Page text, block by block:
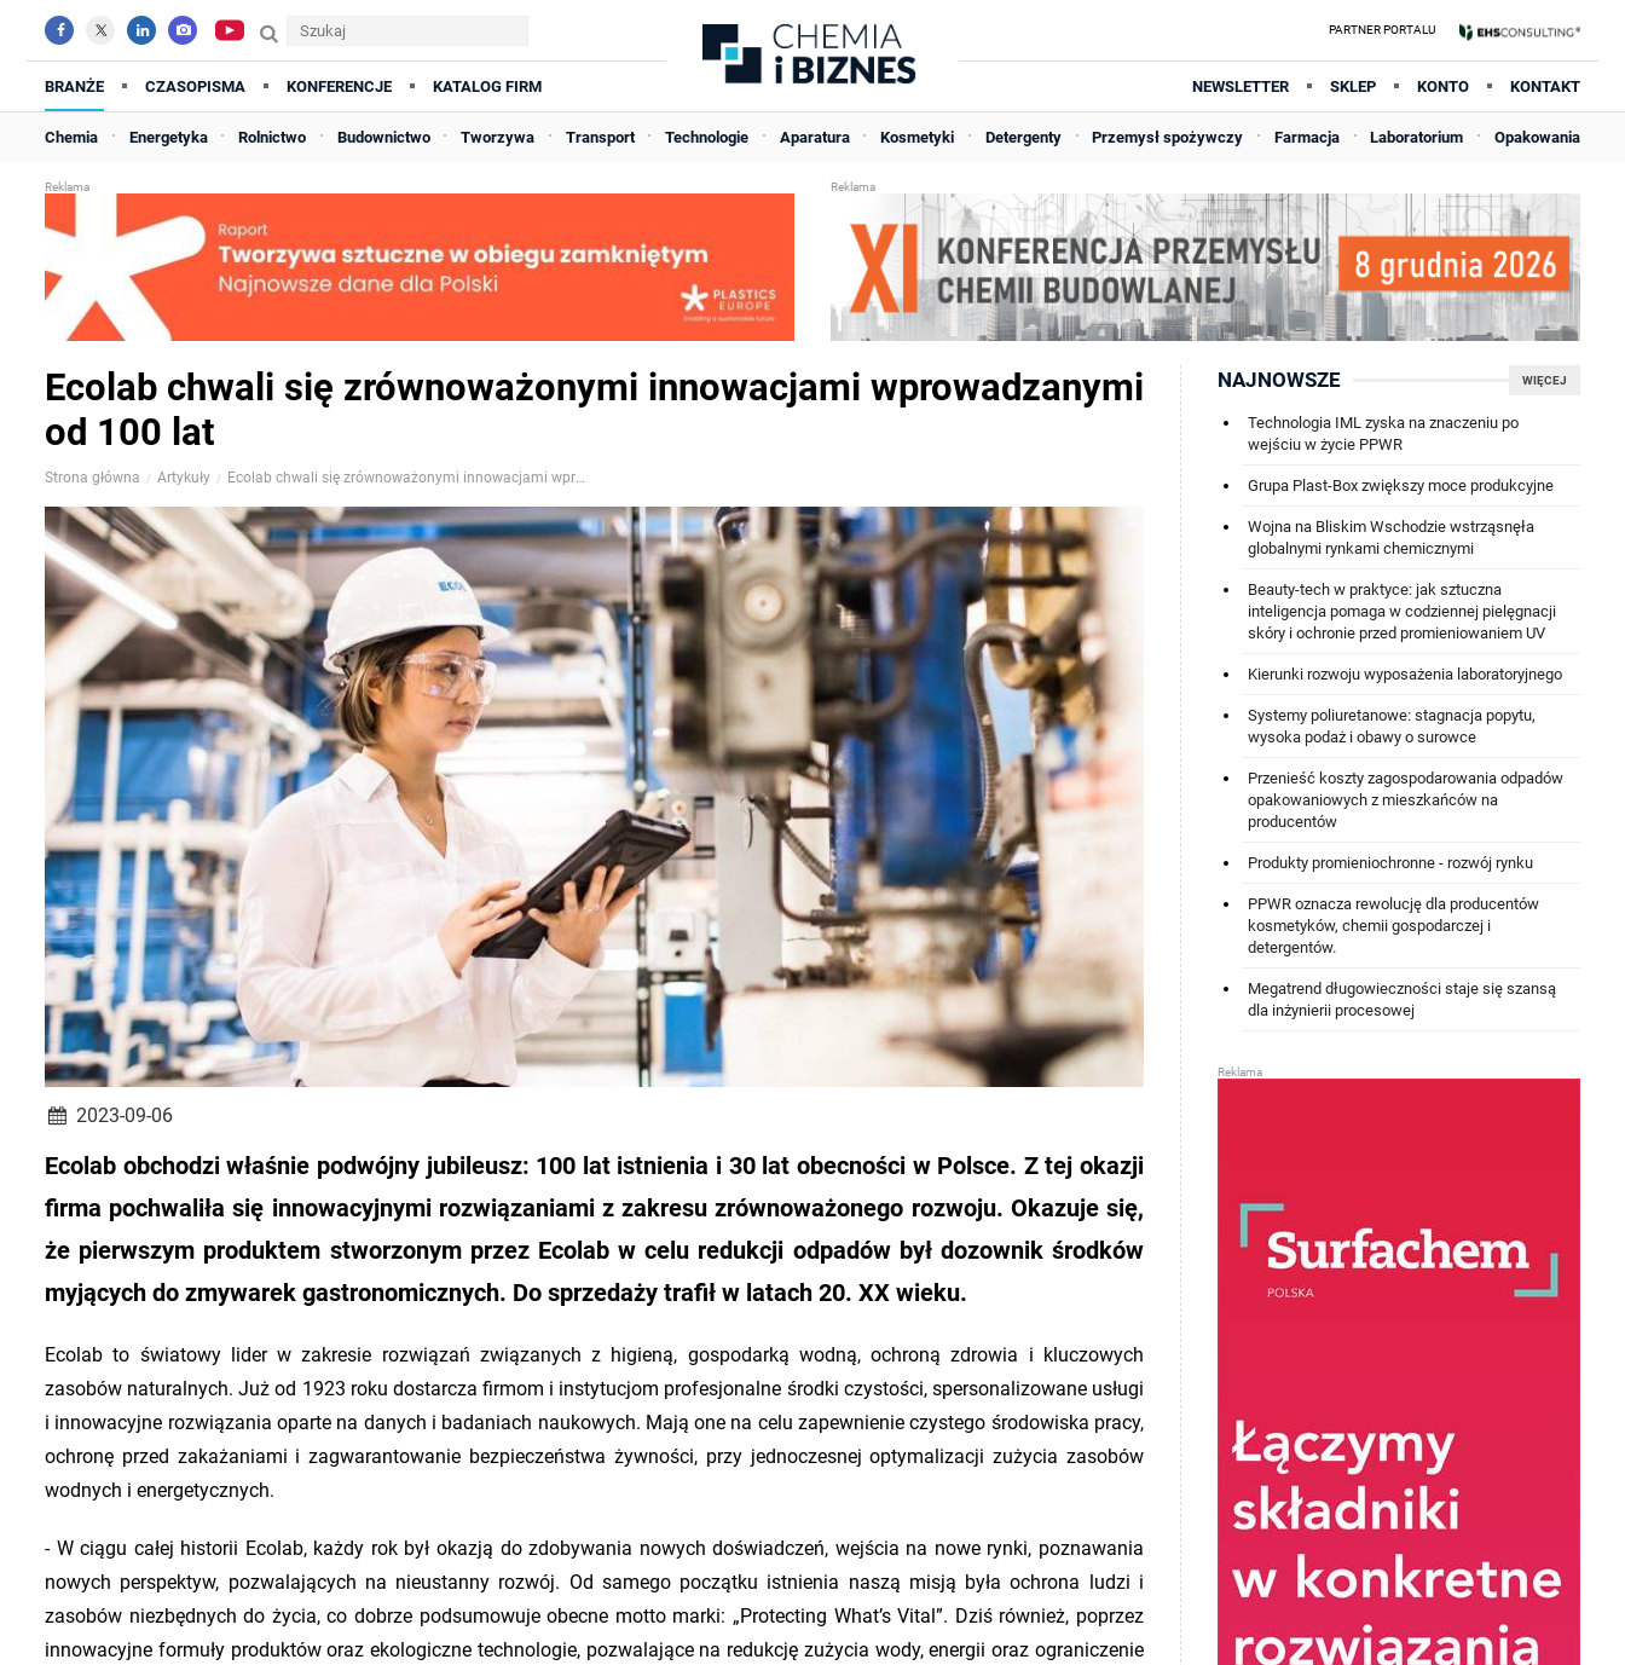
BRANŻE CZASOPISMA KONFERENCJE KATALOG FIRM NEWSLETTER SKLEP KONTO KONTAKT
Chemia Energetyka Rolnictwo Budownictwo Tworzywa Transport Technologie Aparatura Kosmetyki Detergenty Przemysł spożywczy Farmacja Laboratorium Opakowania
Ecolab chwali się zrównoważonymi innowacjami wprowadzanymi
od 100 lat
Strona główna Artykuły Ecolab chwali się zrównoważonymi innowacjami wprowadzanymi od 100 lat
2023-09-06
Ecolab obchodzi właśnie podwójny jubileusz: 100 lat istnienia i 30 lat obecności w Polsce. Z tej okazji
firma pochwaliła się innowacyjnymi rozwiązaniami z zakresu zrównoważonego rozwoju. Okazuje się,
że pierwszym produktem stworzonym przez Ecolab w celu redukcji odpadów był dozownik środków
myjących do zmywarek gastronomicznych. Do sprzedaży trafił w latach 20. XX wieku.
Ecolab to światowy lider w zakresie rozwiązań związanych z higieną, gospodarką wodną, ochroną zdrowia i kluczowych
zasobów naturalnych. Już od 1923 roku dostarcza firmom i instytucjom profesjonalne środki czystości, spersonalizowane usługi
i innowacyjne rozwiązania oparte na danych i badaniach naukowych. Mają one na celu zapewnienie czystego środowiska pracy,
ochronę przed zakażaniami i zagwarantowanie bezpieczeństwa żywności, przy jednoczesnej optymalizacji zużycia zasobów
wodnych i energetycznych.
- W ciągu całej historii Ecolab, każdy rok był okazją do zdobywania nowych doświadczeń, wejścia na nowe rynki, poznawania
nowych perspektyw, pozwalających na nieustanny rozwój. Od samego początku istnienia naszą misją była ochrona ludzi i
zasobów niezbędnych do życia, co dobrze podsumowuje obecne motto marki: „Protecting What’s Vital”. Dziś również, poprzez
innowacyjne formuły produktów oraz ekologiczne technologie, pozwalające na redukcję zużycia wody, energii oraz ograniczenie
WIĘCEJ
NAJNOWSZE
Technologia IML zyska na znaczeniu po
wejściu w życie PPWR
Grupa Plast-Box zwiększy moce produkcyjne
Wojna na Bliskim Wschodzie wstrząsnęła
globalnymi rynkami chemicznymi
Beauty-tech w praktyce: jak sztuczna
inteligencja pomaga w codziennej pielęgnacji
skóry i ochronie przed promieniowaniem UV
Kierunki rozwoju wyposażenia laboratoryjnego
Systemy poliuretanowe: stagnacja popytu,
wysoka podaż i obawy o surowce
Przenieść koszty zagospodarowania odpadów
opakowaniowych z mieszkańców na
producentów
Produkty promieniochronne - rozwój rynku
PPWR oznacza rewolucję dla producentów
kosmetyków, chemii gospodarczej i
detergentów.
Megatrend długowieczności staje się szansą
dla inżynierii procesowej